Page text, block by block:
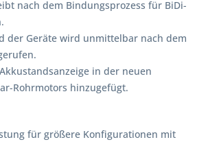
nach dem Bindungsprozess für BiDi-
der Geräte wird unmittelbar nach dem
in der neuen
Rohrmotors hinzugefügt.
für größere Konfigurationen mit